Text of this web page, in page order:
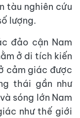
tàu nghiên cứu
lượng.
đảo cận Nam
ở di tích kiến
cảm giác được
thái gần như
sóng lớn Nam
như thế giới